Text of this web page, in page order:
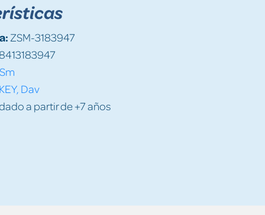
ZSM-3183947
Sm
Dav
a partir de +7 años